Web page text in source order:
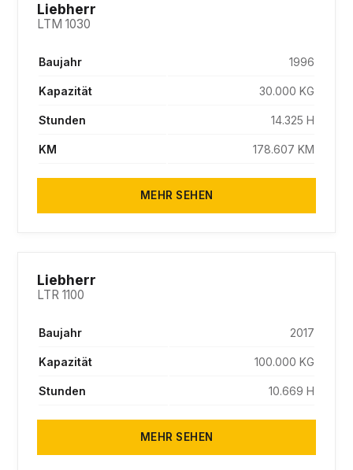
Liebherr
LTM 1030
Baujahr 1996
Kapazität 30.000 KG
Stunden 14.325 H
KM 178.607 KM
MEHR SEHEN
Liebherr
LTR 1100
Baujahr 2017
Kapazität 100.000 KG
Stunden 10.669 H
MEHR SEHEN